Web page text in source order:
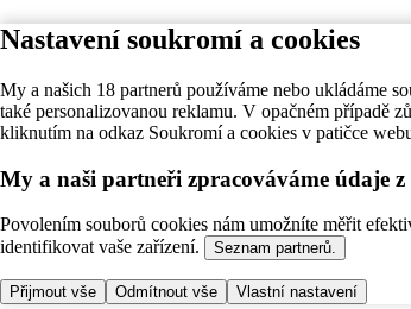
Nastavení soukromí a cookies
My a našich 18 partnerů používáme nebo ukládáme
také personalizovanou reklamu. V opačném případě
kliknutím na odkaz Soukromí a cookies v patičce
My a naši partneři zpracováváme údaje
Povolením souborů cookies nám umožníte měřit
identifikovat vaše zařízení.
Seznam partnerů.
Přijmout vše Odmítnout vše Vlastní nastavení